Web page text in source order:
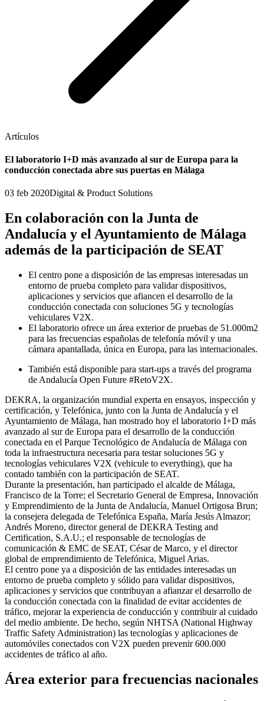
Artículos
El laboratorio I+D más avanzado al sur de Europa para la
conducción conectada abre sus puertas en Málaga
03 feb 2020Digital & Product Solutions
En colaboración con la Junta de
Andalucía y el Ayuntamiento de Málaga
además de la participación de SEAT
El centro pone a disposición de las empresas interesadas un
entorno de prueba completo para validar dispositivos,
aplicaciones y servicios que afiancen el desarrollo de la
conducción conectada con soluciones 5G y tecnologías
vehiculares V2X.
El laboratorio ofrece un área exterior de pruebas de 51.000m2
para las frecuencias españolas de telefonía móvil y una
cámara apantallada, única en Europa, para las internacionales.
También está disponible para start-ups a través del programa
de Andalucía Open Future #RetoV2X.
DEKRA, la organización mundial experta en ensayos, inspección y
certificación, y Telefónica, junto con la Junta de Andalucía y el
Ayuntamiento de Málaga, han mostrado hoy el laboratorio I+D más
avanzado al sur de Europa para el desarrollo de la conducción
conectada en el Parque Tecnológico de Andalucía de Málaga con
toda la infraestructura necesaria para testar soluciones 5G y
tecnologías vehiculares V2X (vehicule to everything), que ha
contado también con la participación de SEAT.
Durante la presentación, han participado el alcalde de Málaga,
Francisco de la Torre; el Secretario General de Empresa, Innovación
y Emprendimiento de la Junta de Andalucía, Manuel Ortigosa Brun;
la consejera delegada de Telefónica España, María Jesús Almazor;
Andrés Moreno, director general de DEKRA Testing and
Certification, S.A.U.; el responsable de tecnologías de
comunicación & EMC de SEAT, César de Marco, y el director
global de emprendimiento de Telefónica, Miguel Arias.
El centro pone ya a disposición de las entidades interesadas un
entorno de prueba completo y sólido para validar dispositivos,
aplicaciones y servicios que contribuyan a afianzar el desarrollo de
la conducción conectada con la finalidad de evitar accidentes de
tráfico, mejorar la experiencia de conducción y contribuir al cuidado
del medio ambiente. De hecho, según NHTSA (National Highway
Traffic Safety Administration) las tecnologías y aplicaciones de
automóviles conectados con V2X pueden prevenir 600.000
accidentes de tráfico al año.
Área exterior para frecuencias nacionales